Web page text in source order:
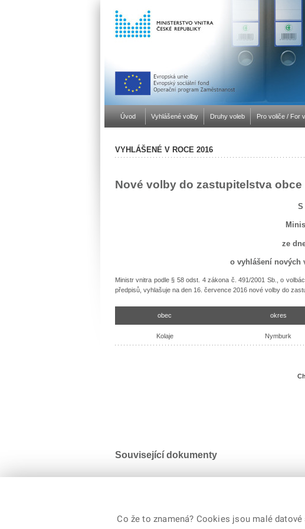
Úvod Vyhlášené volby Druhy voleb Pro voliče / For
VYHLÁŠENÉ V ROCE 2016
Nové volby do zastupitelstva
S
ze
o vyhlášení nových
Ministr vnitra podle § 58 odst. 4 zákona č. 491/2001 Sb., o
předpisů, vyhlašuje na den 16. července 2016 nové volby do
obec okres
Kolaje Nymburk
Související dokumenty
Co že to znamená? Cookies jsou malé